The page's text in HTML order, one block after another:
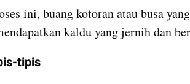
ini, buang kotoran atau busa
kaldu yang jernih dan
tipis